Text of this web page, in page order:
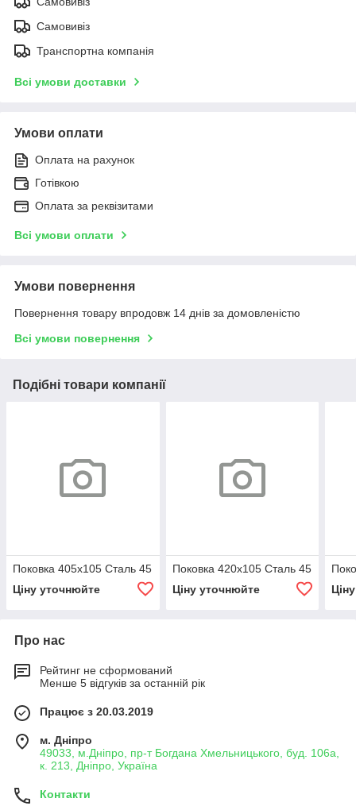
Самовивіз
Транспортна компанія
Всі умови доставки
Умови оплати
Оплата на рахунок
Готівкою
Оплата за реквізитами
Всі умови оплати
Умови повернення
Повернення товару впродовж 14 днів за домовленістю
Всі умови повернення
Подібні товари компанії
Поковка 405х105 Сталь 45
Ціну уточнюйте
Поковка 420х105 Сталь 45
Ціну уточнюйте
Про нас
Рейтинг не сформований
Менше 5 відгуків за останній рік
Працює з 20.03.2019
м. Дніпро
49033, м.Дніпро, пр-т Богдана Хмельницького, буд. 106а,
к. 213, Дніпро, Україна
Контакти